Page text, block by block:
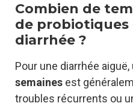
Combien de
de probiotiques
diarrhée ?
Pour une diarrhée
semaines est
troubles récurrents ou